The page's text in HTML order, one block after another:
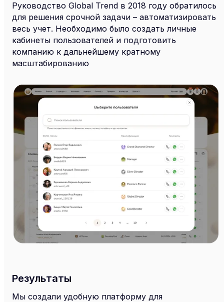
Руководство Global Trend в 2018 году обратилось
для решения срочной задачи – автоматизировать
весь учет. Необходимо было создать личные
кабинеты пользователей и подготовить
компанию к дальнейшему кратному
масштабированию
Результаты
Мы создали удобную платформу для